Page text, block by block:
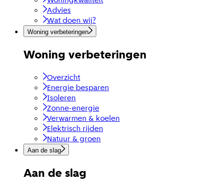
Advies
Wat doen wij?
Woning verbeteringen
Woning verbeteringen
Overzicht
Energie besparen
Isoleren
Zonne-energie
Verwarmen & koelen
Elektrisch rijden
Natuur & groen
Aan de slag
Aan de slag